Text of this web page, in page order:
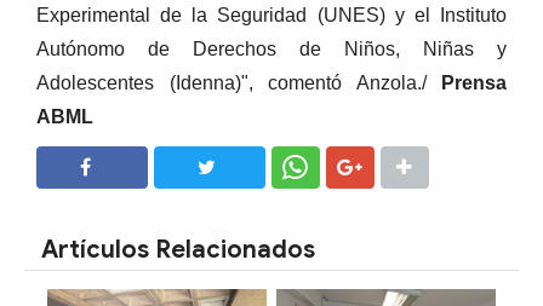
Experimental de la Seguridad (UNES) y el Instituto
Autónomo de Derechos de Niños, Niñas y
Adolescentes (Idenna)", comentó Anzola./
Prensa
ABML
Artículos Relacionados